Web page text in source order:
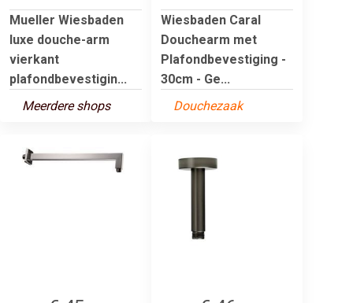
Mueller Wiesbaden
luxe douche-arm
vierkant
plafondbevestigin...
Meerdere shops
Wiesbaden Caral
Douchearm met
Plafondbevestiging -
30cm - Ge...
Douchezaak